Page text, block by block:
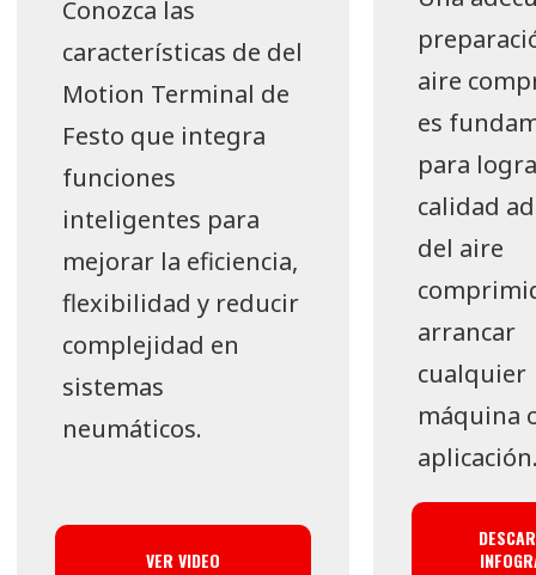
Conozca las
características de del
Motion Terminal de
Festo que integra
funciones
inteligentes para
mejorar la eficiencia,
flexibilidad y reducir
complejidad en
sistemas
neumáticos.
VER VIDEO
aire
es
para
calidad
del aire
arrancar
cualquier
máquina